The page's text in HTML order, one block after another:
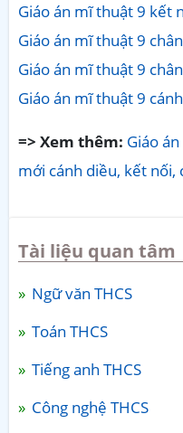
Giáo án mĩ thuật 9 kết
Giáo án mĩ thuật 9
Giáo án mĩ thuật 9
Giáo án mĩ thuật 9
=> Xem thêm: Giáo
mới cánh diều, kết nối,
Tài liệu quan tâm
Ngữ văn THCS
Toán THCS
Tiếng anh THCS
Công nghệ THCS